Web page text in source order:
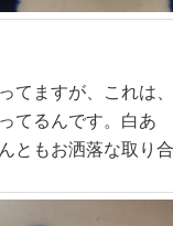
てますが、これは
てるんです。白あ
ともお洒落な取り